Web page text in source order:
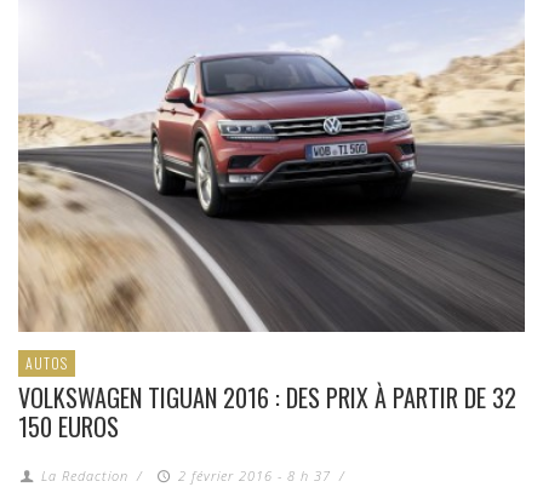
AUTOS
VOLKSWAGEN TIGUAN 2016 : DES PRIX À PARTIR DE 32
150 EUROS
La Redaction / 2 février 2016 - 8 h 37 /